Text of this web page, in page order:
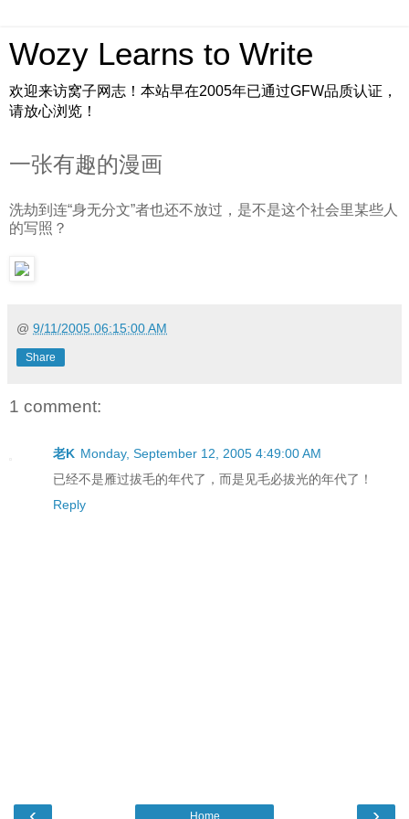
Wozy Learns to Write
欢迎来访窝子网志！本站早在2005年已通过GFW品质认证，
请放心浏览！
一张有趣的漫画
洗劫到连“身无分文”者也还不放过，是不是这个社会里某些人
的写照？
@ 9/11/2005 06:15:00 AM
Share
1 comment:
老K Monday, September 12, 2005 4:49:00 AM
已经不是雁过拔毛的年代了，而是见毛必拔光的年代了！
Reply
Home